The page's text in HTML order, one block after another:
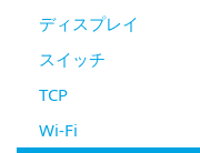
ディスプレイ
スイッチ
TCP
Wi-Fi